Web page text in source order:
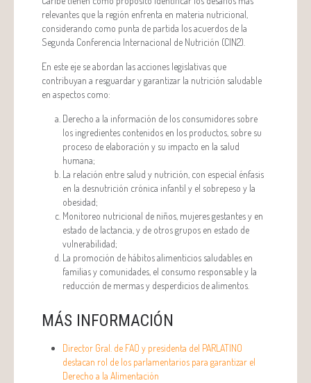
relevantes que la región enfrenta en materia nutricional,
considerando como punta de partida los acuerdos de la
Segunda Conferencia Internacional de Nutrición (CIN2).
En este eje se abordan las acciones legislativas que
contribuyan a resguardar y garantizar la nutrición saludable
en aspectos como:
Derecho a la información de los consumidores sobre
los ingredientes contenidos en los productos, sobre su
proceso de elaboración y su impacto en la salud
humana;
La relación entre salud y nutrición, con especial énfasis
en la desnutrición crónica infantil y el sobrepeso y la
obesidad;
Monitoreo nutricional de niños, mujeres gestantes y en
estado de lactancia, y de otros grupos en estado de
vulnerabilidad;
La promoción de hábitos alimenticios saludables en
familias y comunidades, el consumo responsable y la
reducción de mermas y desperdicios de alimentos.
MÁS INFORMACIÓN
Director Gral. de FAO y presidenta del PARLATINO
destacan rol de los parlamentarios para garantizar el
Derecho a la Alimentación